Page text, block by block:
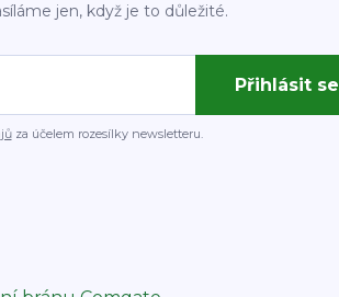
jen, když je to důležité.
Přihlásit se
za účelem rozesílky newsletteru.